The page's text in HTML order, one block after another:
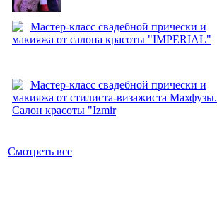
Мастер-класс свадебной прически и
макияжа от салона красоты "IMPERIAL"
Мастер-класс свадебной прически и
макияжа от стилиста-визажиста Махфузы.
Салон красоты "Izmir
Смотреть все